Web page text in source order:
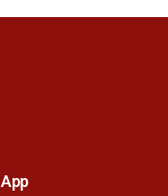
App